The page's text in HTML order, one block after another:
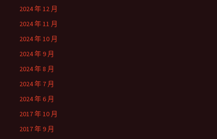
2024 年 12 月
2024 年 11 月
2024 年 10 月
2024 年 9 月
2024 年 8 月
2024 年 7 月
2024 年 6 月
2017 年 10 月
2017 年 9 月